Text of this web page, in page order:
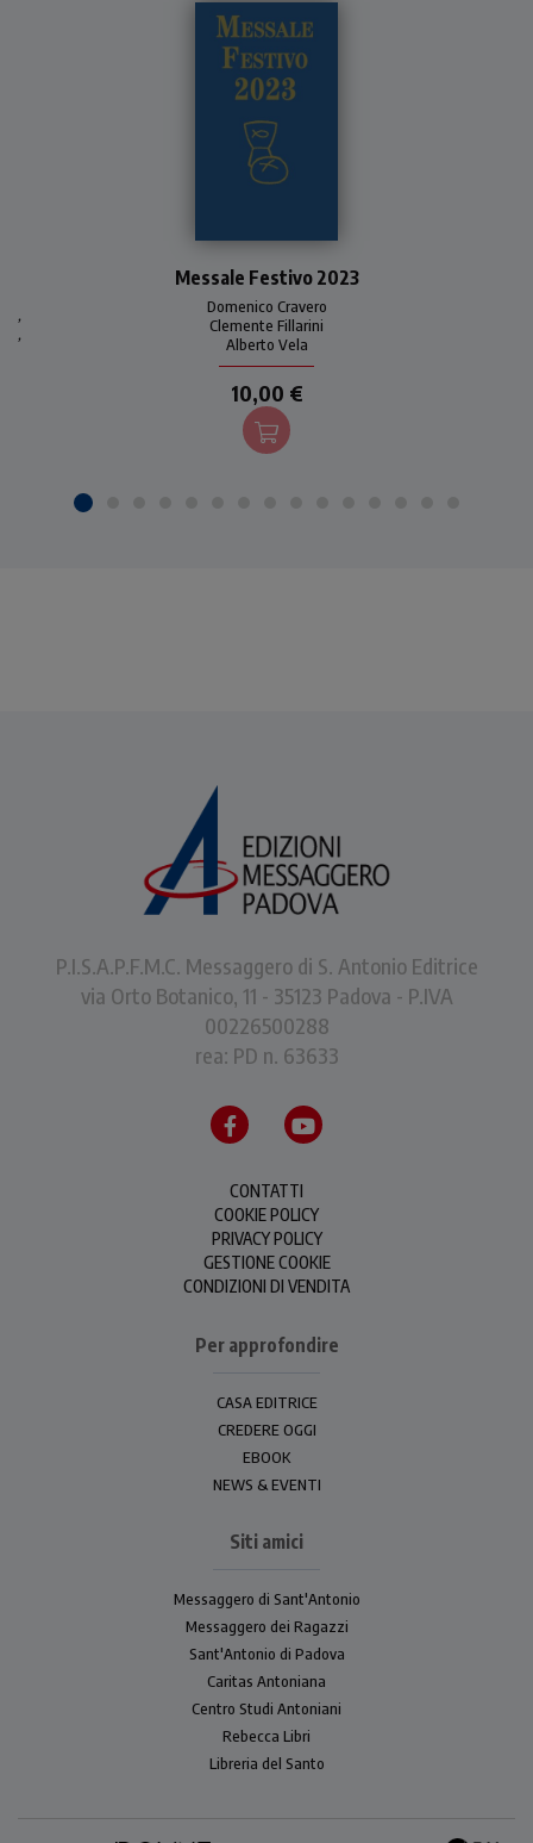
immediato per seguire la
liturgia eucaristica festiva
per tutto l'anno 2023. Con
introduzioni, commenti e
preghiere di Domenico
Cravero.
Domenico Cravero
,
Clemente Fillarini
,
Alberto Vela
Messale Festivo 2023
10,00 €
P.I.S.A.P.F.M.C. Messaggero di S. Antonio Editrice
via Orto Botanico, 11 - 35123 Padova - P.IVA
00226500288
rea: PD n. 63633
CONTATTI
COOKIE POLICY
PRIVACY POLICY
GESTIONE COOKIE
CONDIZIONI DI VENDITA
Per approfondire
CASA EDITRICE
CREDERE OGGI
EBOOK
NEWS & EVENTI
Siti amici
Messaggero di Sant'Antonio
Messaggero dei Ragazzi
Sant'Antonio di Padova
Caritas Antoniana
Centro Studi Antoniani
Rebecca Libri
Libreria del Santo